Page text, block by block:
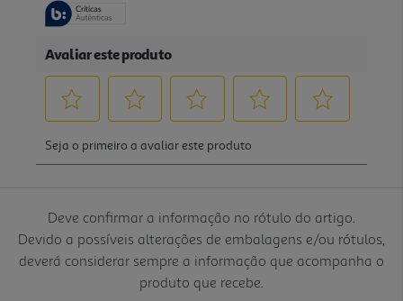
Deve confirmar a informação no rótulo do artigo.
Devido a possíveis alterações de embalagens e/ou rótulos,
deverá considerar sempre a informação que acompanha o
produto que recebe.